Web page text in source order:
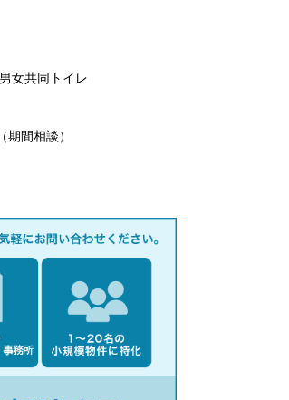
女共同トイレ
期間相談）